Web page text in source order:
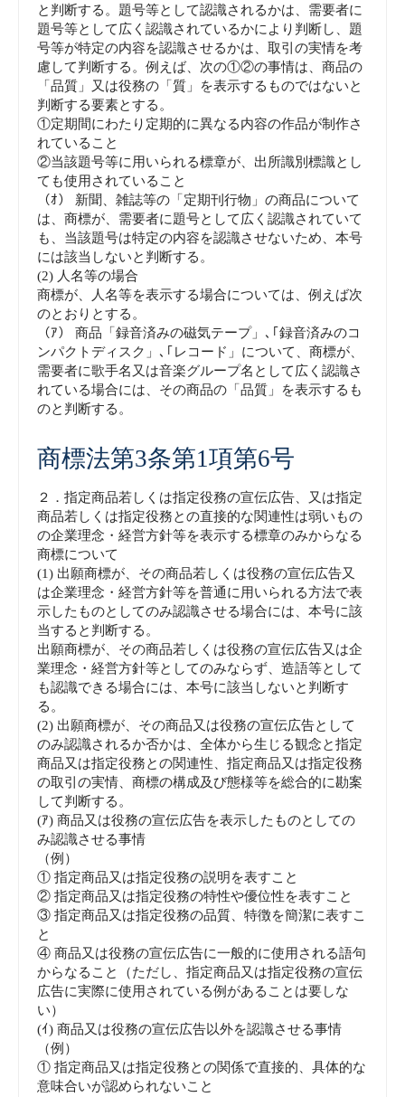
と判断する。題号等として認識されるかは、需要者に
題号等として広く認識されているかにより判断し、題
号等が特定の内容を認識させるかは、取引の実情を考
慮して判断する。例えば、次の①②の事情は、商品の
「品質」又は役務の「質」を表示するものではないと
判断する要素とする。
①定期間にわたり定期的に異なる内容の作品が制作さ
れていること
②当該題号等に用いられる標章が、出所識別標識とし
ても使用されていること
（ｵ） 新聞、雑誌等の「定期刊行物」の商品について
は、商標が、需要者に題号として広く認識されていて
も、当該題号は特定の内容を認識させないため、本号
には該当しないと判断する。
(2) 人名等の場合
商標が、人名等を表示する場合については、例えば次
のとおりとする。
（ｱ） 商品「録音済みの磁気テープ」､｢録音済みのコ
ンパクトディスク」､｢レコード」について、商標が、
需要者に歌手名又は音楽グループ名として広く認識さ
れている場合には、その商品の「品質」を表示するも
のと判断する。
商標法第3条第1項第6号
２．指定商品若しくは指定役務の宣伝広告、又は指定
商品若しくは指定役務との直接的な関連性は弱いもの
の企業理念・経営方針等を表示する標章のみからなる
商標について
(1) 出願商標が、その商品若しくは役務の宣伝広告又
は企業理念・経営方針等を普通に用いられる方法で表
示したものとしてのみ認識させる場合には、本号に該
当すると判断する。
出願商標が、その商品若しくは役務の宣伝広告又は企
業理念・経営方針等としてのみならず、造語等として
も認識できる場合には、本号に該当しないと判断す
る。
(2) 出願商標が、その商品又は役務の宣伝広告として
のみ認識されるか否かは、全体から生じる観念と指定
商品又は指定役務との関連性、指定商品又は指定役務
の取引の実情、商標の構成及び態様等を総合的に勘案
して判断する。
(ｱ) 商品又は役務の宣伝広告を表示したものとしての
み認識させる事情
（例）
① 指定商品又は指定役務の説明を表すこと
② 指定商品又は指定役務の特性や優位性を表すこと
③ 指定商品又は指定役務の品質、特徴を簡潔に表すこ
と
④ 商品又は役務の宣伝広告に一般的に使用される語句
からなること（ただし、指定商品又は指定役務の宣伝
広告に実際に使用されている例があることは要しな
い）
(ｲ) 商品又は役務の宣伝広告以外を認識させる事情
（例）
① 指定商品又は指定役務との関係で直接的、具体的な
意味合いが認められないこと